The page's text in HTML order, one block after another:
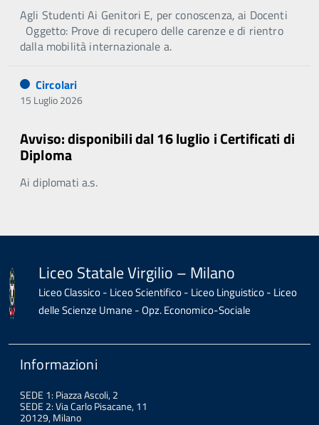
Agli Studenti Ai Genitori E, per conoscenza, ai Docenti
Oggetto: Prove di recupero delle carenze e di rientro
dalla mobilità internazionale a.
Circolari
15 Luglio 2026
Avviso: disponibili dal 16 luglio i Certificati di
Diploma
Ai diplomati a.s.
Liceo Statale Virgilio – Milano
Liceo Classico - Liceo Scientifico - Liceo Linguistico - Liceo
delle Scienze Umane - Opz. Economico-Sociale
Informazioni
SEDE 1: Piazza Ascoli, 2
SEDE 2: Via Carlo Pisacane, 11
20129, Milano